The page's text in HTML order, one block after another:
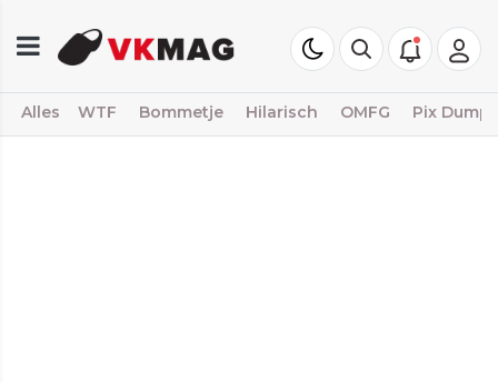
Alles WTF Bommetje Hilarisch OMFG Pix Dump